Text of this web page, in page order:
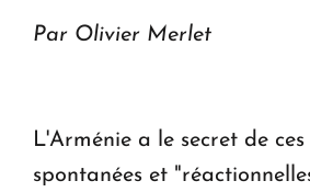
Par Olivier Merlet
L'Arménie a le secret de
spontanées et